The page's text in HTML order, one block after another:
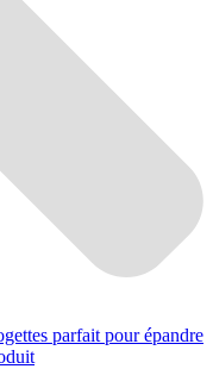
parfait pour épandre